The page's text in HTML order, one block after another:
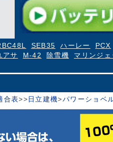
SEB35 ハーレー PCX
アサ M-42 除雪機 マリンジェ
合表>> 日立建機>パワーショベ